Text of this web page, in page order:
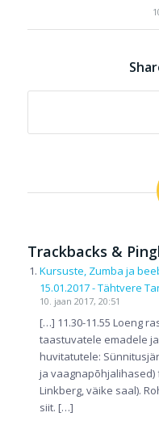
Trackbacks &
Kursuste, Zumba ja
15.01.2017 - Tähtvere
10. jaan 2017, 20:51
[…] 11.30-11.55 Loeng
taastuvatele emadele
huvitatutele:
ja
Linkberg, väike saal).
siit. […]